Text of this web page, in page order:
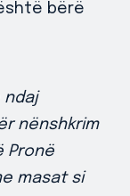
bërë
ndaj
nënshkrim
Pronë
masat si